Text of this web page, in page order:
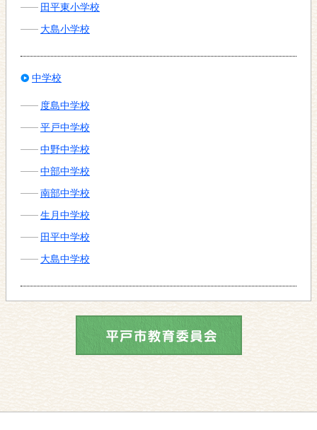
田平東小学校
大島小学校
中学校
度島中学校
平戸中学校
中野中学校
中部中学校
南部中学校
生月中学校
田平中学校
大島中学校